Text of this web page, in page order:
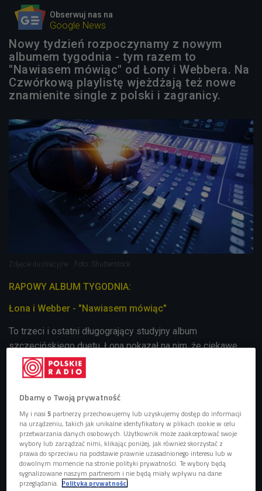
Obserwuj nas na
Google News
Nowy tydzień rozpoczynamy z nowym
albumem tygodnia - tym razem to
"Nawiasem mówiąc" od Łony i Webbera. Na
Czwórkową playlistę wjeżdżają też nowe
znamienite single z polski i zagranicy.
Zdjęcie ilustracyjne Foto: Shutterstock
RAPOWY ALBUM TYGODNIA:
Łona i Webber - "Nawiasem mówiąc"
To trzeci i ostatni długogrający studyjny album
szczecińskiego duetu. Łona pokazał na nim, że ciekawe,
oryginalne i inteligentnie napisane teksty mogą iść w parze
ze świetnym flow, z kolei Webber po raz kolejny udowodnił,
świeżego i ponadczasowego. Płyta kończy w tym roku 10
lat, a my dalej nie wiemy czy to barka, katamaran czy to
prom, czy to prom, czy to prom prom.
NOWE UTWORY NA PLAYLIŚCIE:
Catz 'n Dogz - U&Me (feat. Faustyna Maciejczuk)
Dbamy o Twoją prywatność
My i nasi5 partnerzy przechowujemy lub uzyskujemy dostęp do informacji
na urządzeniu, takich jak unikalne identyfikatory w plikach cookie w celu
przetwarzania danych osobowych. Użytkownik może zaakceptować swoje
wybory lub zarządzać nimi, klikając poniżej, jak również skorzystać z
prawa do sprzeciwu na podstawie prawnie uzasadnionego interesu lub w
dowolnym momencie na stronie polityki prywatności. Te wybory będą
sygnalizowane naszym partnerom i nie będą miały wpływu na dane
przeglądania. Polityka prywatności